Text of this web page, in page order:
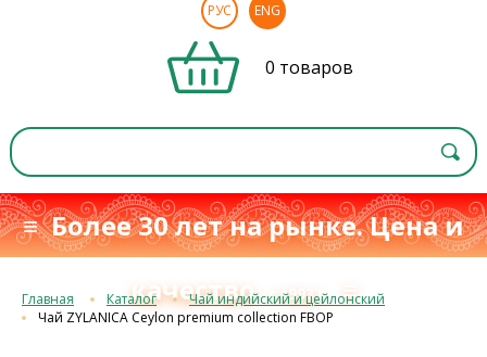
РУС ENG
0 товаров
≡ Более 30 лет на рынке. Цена и
качествос 1993 г.≡
Главная Каталог
Чай индийский и цейлонский
Чай ZYLANICA Ceylon premium collection FBOP